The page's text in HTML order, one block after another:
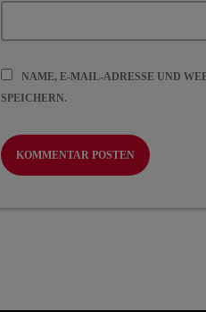
NAME, E-MAIL-ADRESSE UND
SPEICHERN.